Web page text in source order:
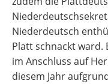
Niederdeutsch
Platt schnackt
im Anschluss auf
diesem Jahr